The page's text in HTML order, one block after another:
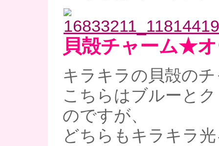
貝殻チャーム★
キラキラの貝殻の
こちらはブルーと
のですが、
どちらもキラキラ